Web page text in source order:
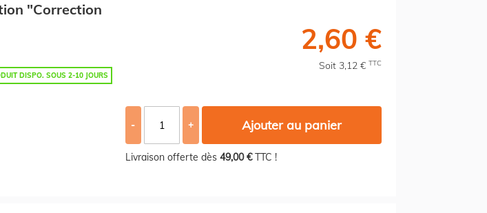
"Correction
DISPO. SOUS 2-10 JOURS
2,60 €
Soit 3,12 € TTC
- + Ajouter au panier
Livraison offerte dès 49,00 €TTC !